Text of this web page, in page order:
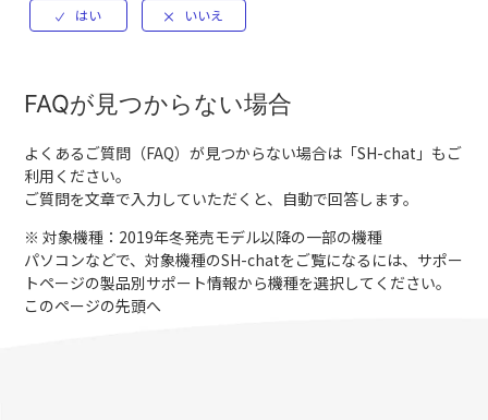
FAQが見つからない場合
よくあるご質問（FAQ）が見つからない場合は「SH-chat 」もご
利用ください。
ご質問を文章で入力していただくと、自動で回答します。
※ 対象機種：2019年冬発売モデル以降の一部の機種
パソコンなどで、対象機種のSH-chatをご覧になるには、サポー
トページの製品別サポート情報から機種を選択してください。
このページの先頭へ